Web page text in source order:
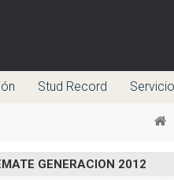
Stud Record
GENERACION 2012